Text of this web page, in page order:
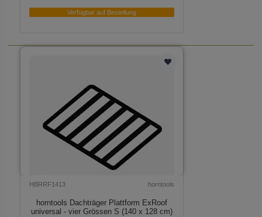
Verfügbar auf Bestellung
HBRRF1413 horntools
horntools Dachträger Plattform ExRoof
universal - vier Grössen S (140 x 128 cm)